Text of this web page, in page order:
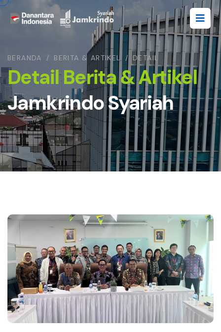
BERANDA / BERITA & ARTIKEL / DETAIL
Detail Berita & Artikel
Jamkrindo Syariah